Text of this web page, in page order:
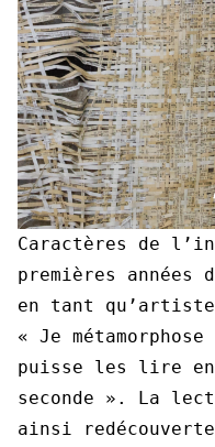
Caractères de
premières
en tant
« Je
puisse les lire
seconde ». La
ainsi